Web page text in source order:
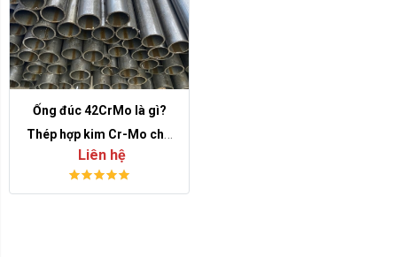
Ống đúc 42CrMo là gì?
Thép hợp kim Cr-Mo cho
chi tiết chịu tải cao
Liên hệ